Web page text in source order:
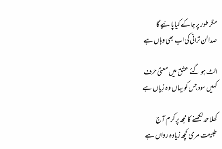
مگر طور پر جا کے کیا پائیے گا
صدا لن ترانی کی اب بھی وہاں ہے
الٹ ہو گئے عشق میں معنئ حرف
کہیں سود جس کو یہاں وہ زِیاں ہے
کھلا حمد لکھنے کا مجھ پر کرم آج
طبیعت مری کچھ زیادہ رواں ہے